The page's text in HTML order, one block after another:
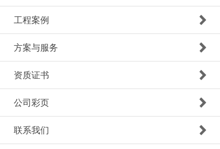
工程案例
方案与服务
资质证书
公司彩页
联系我们